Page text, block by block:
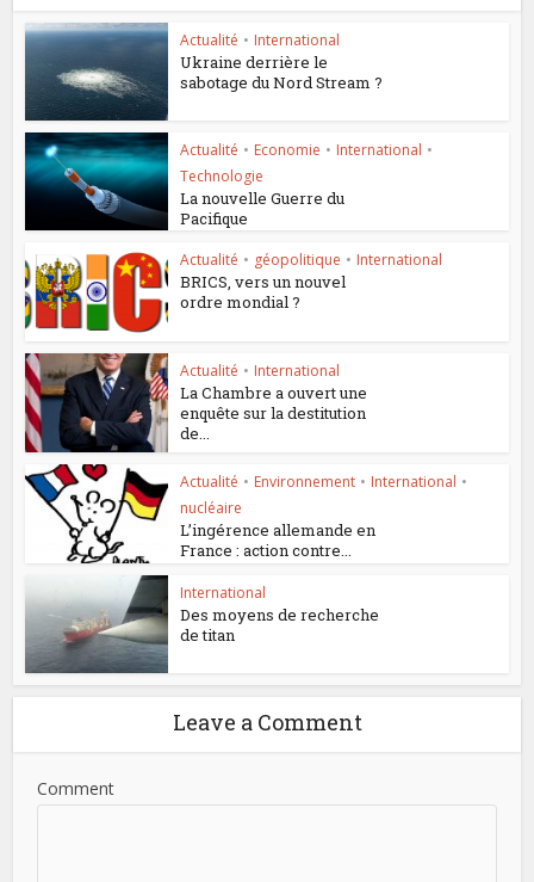
Actualité • International
Ukraine derrière le
sabotage du Nord Stream ?
Actualité • Economie • International •
Technologie
La nouvelle Guerre du
Pacifique
Actualité • géopolitique • International
BRICS, vers un nouvel
ordre mondial ?
Actualité • International
La Chambre a ouvert une
enquête sur la destitution
de...
Actualité • Environnement • International •
nucléaire
L’ingérence allemande en
France : action contre...
International
Des moyens de recherche
de titan
Leave a Comment
Comment